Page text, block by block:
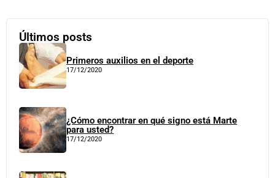
Últimos posts
Primeros auxilios en el deporte
17/12/2020
¿Cómo encontrar en qué signo está Marte
para usted?
17/12/2020